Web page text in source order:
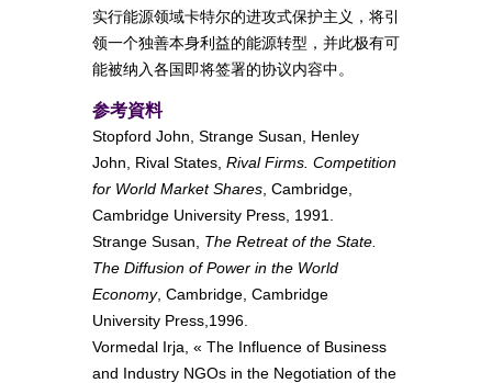
实行能源领域卡特尔的进攻式保护主义，将引
领一个独善本身利益的能源转型，并此极有可
能被纳入各国即将签署的协议内容中。
参考資料
Stopford John, Strange Susan, Henley
John, Rival States, Rival Firms. Competition
for World Market Shares , Cambridge,
Cambridge University Press, 1991.
Strange Susan, The Retreat of the State.
The Diffusion of Power in the World
Economy, Cambridge, Cambridge
University Press,1996.
Vormedal Irja, « The Influence of Business
and Industry NGOs in the Negotiation of the